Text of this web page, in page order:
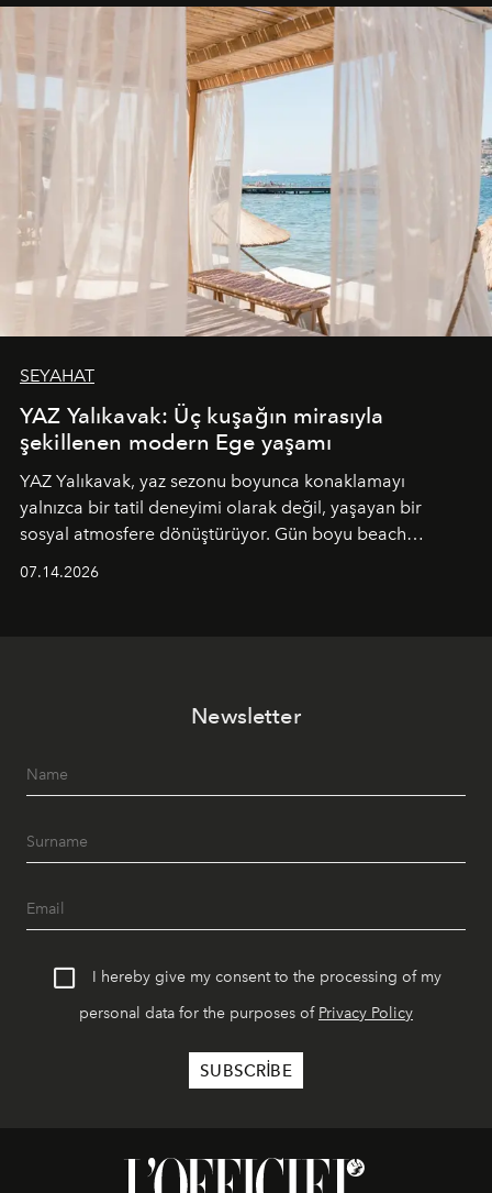
SEYAHAT
YAZ Yalıkavak: Üç kuşağın mirasıyla
şekillenen modern Ege yaşamı
YAZ Yalıkavak, yaz sezonu boyunca konaklamayı
yalnızca bir tatil deneyimi olarak değil, yaşayan bir
sosyal atmosfere dönüştürüyor. Gün boyu beach
geceye taşıyarak her hafta farklı bir deneyim sunuyor.
07.14.2026
Newsletter
I hereby give my consent to the processing of my
personal data for the purposes of Privacy Policy